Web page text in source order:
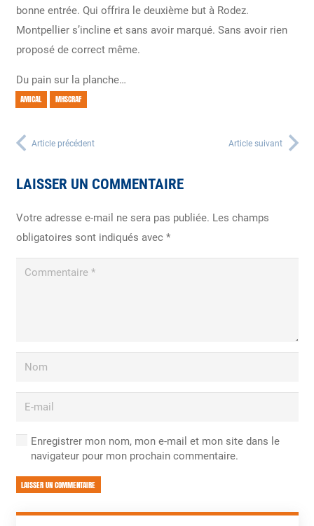
bonne entrée. Qui offrira le deuxième but à Rodez.
Montpellier s’incline et sans avoir marqué. Sans avoir rien
proposé de correct même.
Du pain sur la planche…
AMICAL MHSCRAF
Article précédent Article suivant
LAISSER UN COMMENTAIRE
Votre adresse e-mail ne sera pas publiée. Les champs
obligatoires sont indiqués avec *
Enregistrer mon nom, mon e-mail et mon site dans le
navigateur pour mon prochain commentaire.
LAISSER UN COMMENTAIRE